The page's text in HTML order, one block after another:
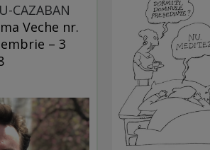
CAZABAN
Veche nr.
– 3